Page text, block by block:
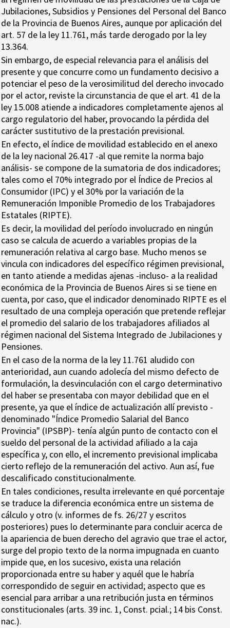
Jubilaciones, Subsidios y Pensiones del Personal del Banco
de la Provincia de Buenos Aires, aunque por aplicación del
art. 57 de la ley 11.761, más tarde derogado por la ley
13.364.
Sin embargo, de especial relevancia para el análisis del
presente y que concurre como un fundamento decisivo a
potenciar el peso de la verosimilitud del derecho invocado
por el actor, reviste la circunstancia de que el art. 41 de la
ley 15.008 atiende a indicadores completamente ajenos al
cargo regulatorio del haber, provocando la pérdida del
carácter sustitutivo de la prestación previsional.
En efecto, el índice de movilidad establecido en el anexo
de la ley nacional 26.417 -al que remite la norma bajo
análisis- se compone de la sumatoria de dos indicadores;
tales como el 70% integrado por el Índice de Precios al
Consumidor (IPC) y el 30% por la variación de la
Remuneración Imponible Promedio de los Trabajadores
Estatales (RIPTE).
Es decir, la movilidad del período involucrado en ningún
caso se calcula de acuerdo a variables propias de la
remuneración relativa al cargo base. Mucho menos se
vincula con indicadores del específico régimen previsional,
en tanto atiende a medidas ajenas -incluso- a la realidad
económica de la Provincia de Buenos Aires si se tiene en
cuenta, por caso, que el indicador denominado RIPTE es el
resultado de una compleja operación que pretende reflejar
el promedio del salario de los trabajadores afiliados al
régimen nacional del Sistema Integrado de Jubilaciones y
Pensiones.
En el caso de la norma de la ley 11.761 aludido con
anterioridad, aun cuando adolecía del mismo defecto de
formulación, la desvinculación con el cargo determinativo
del haber se presentaba con mayor debilidad que en el
presente, ya que el índice de actualización allí previsto -
denominado "Índice Promedio Salarial del Banco
Provincia" (IPSBP)- tenía algún punto de contacto con el
sueldo del personal de la actividad afiliado a la caja
específica y, con ello, el incremento previsional implicaba
cierto reflejo de la remuneración del activo. Aun así, fue
descalificado constitucionalmente.
En tales condiciones, resulta irrelevante en qué porcentaje
se traduce la diferencia económica entre un sistema de
cálculo y otro (v. informes de fs. 26/27 y escritos
posteriores) pues lo determinante para concluir acerca de
la apariencia de buen derecho del agravio que trae el actor,
surge del propio texto de la norma impugnada en cuanto
impide que, en los sucesivo, exista una relación
proporcionada entre su haber y aquél que le habría
correspondido de seguir en actividad; aspecto que es
esencial para arribar a una retribución justa en términos
constitucionales (arts. 39 inc. 1, Const. pcial.; 14 bis Const.
nac.).